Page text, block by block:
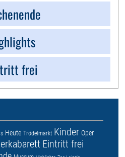
frei
Heute Trödelmarkt Kinder Oper
Eintritt frei